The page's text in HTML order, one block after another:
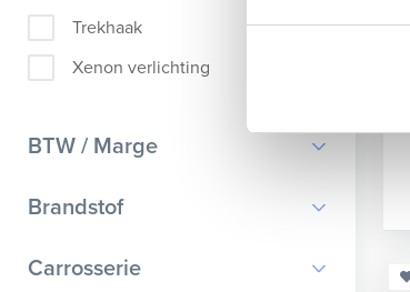
Trekhaak
Xenon verlichting
BTW / Marge
BTW
Brandstof
Benzine
Carrosserie